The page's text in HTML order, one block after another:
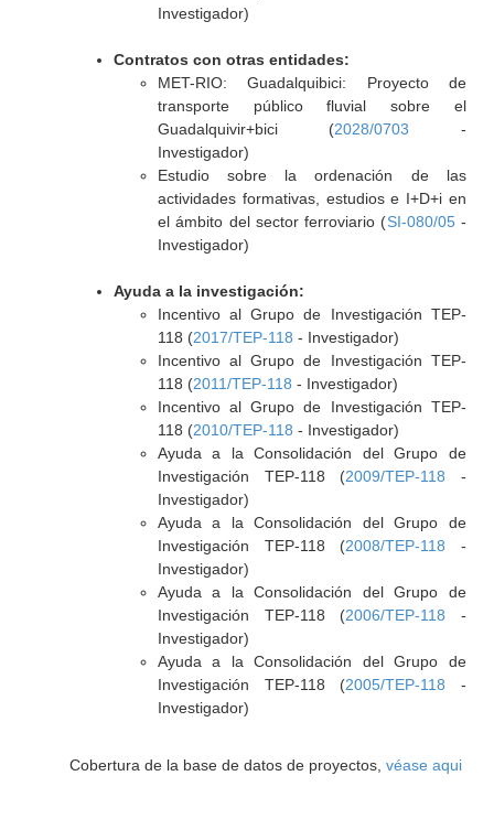
Investigador)
Contratos con otras entidades:
MET-RIO: Guadalquibici: Proyecto de
transporte público fluvial sobre el
Guadalquivir+bici (2028/0703 -
Investigador)
Estudio sobre la ordenación de las
actividades formativas, estudios e I+D+i en
el ámbito del sector ferroviario (SI-080/05-
Investigador)
Ayuda a la investigación:
Incentivo al Grupo de Investigación TEP-
118 (2017/TEP-118 - Investigador)
Incentivo al Grupo de Investigación TEP-
118 (2011/TEP-118 - Investigador)
Incentivo al Grupo de Investigación TEP-
118 (2010/TEP-118 - Investigador)
Ayuda a la Consolidación del Grupo de
Investigación TEP-118 (2009/TEP-118 -
Investigador)
Ayuda a la Consolidación del Grupo de
Investigación TEP-118 (2008/TEP-118 -
Investigador)
Ayuda a la Consolidación del Grupo de
Investigación TEP-118 (2006/TEP-118 -
Investigador)
Ayuda a la Consolidación del Grupo de
Investigación TEP-118 (2005/TEP-118 -
Investigador)
Cobertura de la base de datos de proyectos, véase aqui